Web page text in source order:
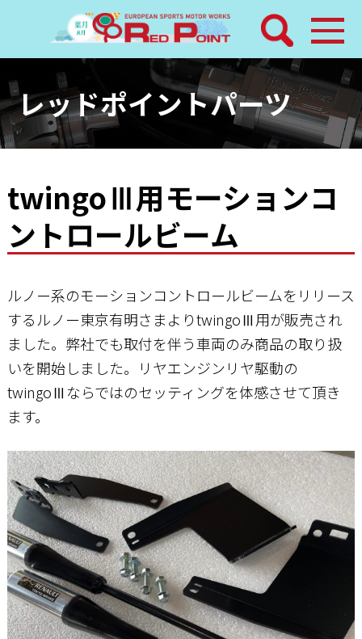
検索
ホーム
トピックス
レッドポイントパーツ
店舗案内
工場通信
お問い合わせ
レッドポイントパーツ
twingoⅢ用モーションコ
ントロールビーム
ルノー系のモーションコントロールビームをリリース
するルノー東京有明さまよりtwingoⅢ用が販売され
ました。弊社でも取付を伴う車両のみ商品の取り扱
いを開始しました。リヤエンジンリヤ駆動の
twingoⅢならではのセッティングを体感させて頂き
ます。